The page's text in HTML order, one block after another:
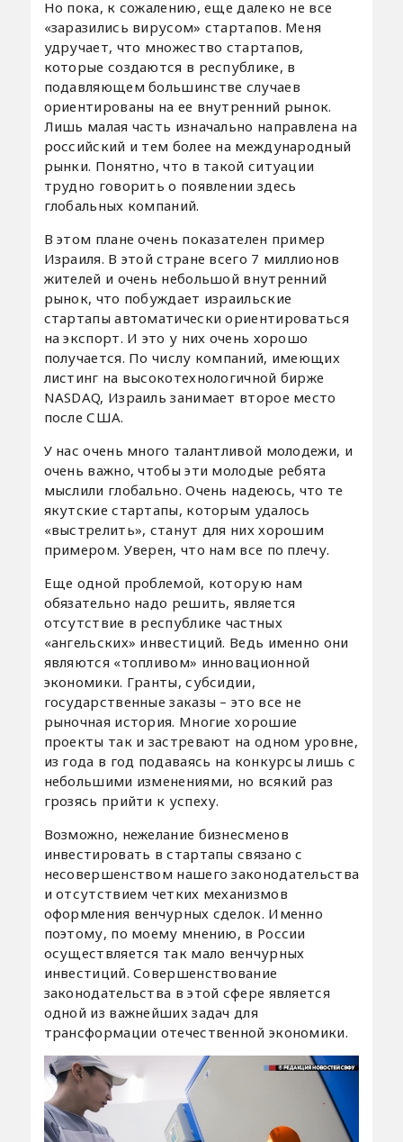
Но пока, к сожалению, еще далеко не все
«заразились вирусом» стартапов. Меня
удручает, что множество стартапов,
которые создаются в республике, в
подавляющем большинстве случаев
ориентированы на ее внутренний рынок.
Лишь малая часть изначально направлена на
российский и тем более на международный
рынки. Понятно, что в такой ситуации
трудно говорить о появлении здесь
глобальных компаний.
В этом плане очень показателен пример
Израиля. В этой стране всего 7 миллионов
жителей и очень небольшой внутренний
рынок, что побуждает израильские
стартапы автоматически ориентироваться
на экспорт. И это у них очень хорошо
получается. По числу компаний, имеющих
листинг на высокотехнологичной бирже
NASDAQ, Израиль занимает второе место
после США.
У нас очень много талантливой молодежи, и
очень важно, чтобы эти молодые ребята
мыслили глобально. Очень надеюсь, что те
якутские стартапы, которым удалось
«выстрелить», станут для них хорошим
примером. Уверен, что нам все по плечу.
Еще одной проблемой, которую нам
обязательно надо решить, является
отсутствие в республике частных
«ангельских» инвестиций. Ведь именно они
являются «топливом» инновационной
экономики. Гранты, субсидии,
государственные заказы – это все не
рыночная история. Многие хорошие
проекты так и застревают на одном уровне,
из года в год подаваясь на конкурсы лишь с
небольшими изменениями, но всякий раз
грозясь прийти к успеху.
Возможно, нежелание бизнесменов
инвестировать в стартапы связано с
несовершенством нашего законодательства
и отсутствием четких механизмов
оформления венчурных сделок. Именно
поэтому, по моему мнению, в России
осуществляется так мало венчурных
инвестиций. Совершенствование
законодательства в этой сфере является
одной из важнейших задач для
трансформации отечественной экономики.